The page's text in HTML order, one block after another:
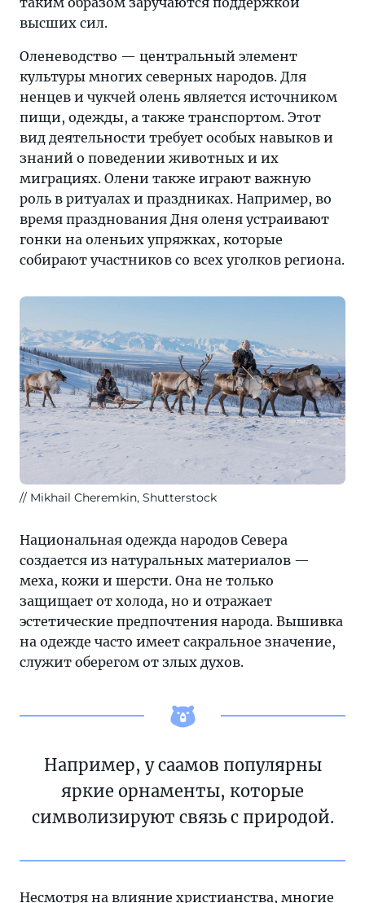
высших сил.
Оленеводство — центральный элемент
культуры многих северных народов. Для
ненцев и чукчей олень является источником
пищи, одежды, а также транспортом. Этот
вид деятельности требует особых навыков и
знаний о поведении животных и их
миграциях. Олени также играют важную
роль в ритуалах и праздниках. Например, во
время празднования Дня оленя устраивают
гонки на оленьих упряжках, которые
собирают участников со всех уголков региона.
Mikhail Cheremkin, Shutterstock
Национальная одежда народов Севера
создается из натуральных материалов —
меха, кожи и шерсти. Она не только
защищает от холода, но и отражает
эстетические предпочтения народа. Вышивка
на одежде часто имеет сакральное значение,
служит оберегом от злых духов.
Например, у саамов популярны
яркие орнаменты, которые
символизируют связь с природой.
Несмотря на влияние христианства, многие